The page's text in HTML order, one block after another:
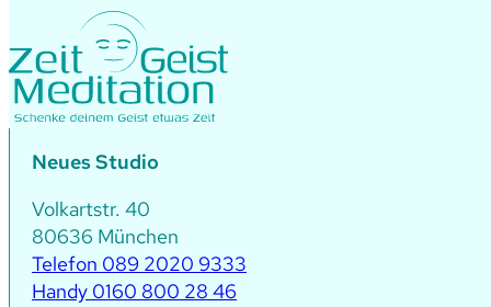
Neues Studio
Volkartstr. 40
80636 München
Telefon 089 2020 9333
Handy 0160 800 28 46